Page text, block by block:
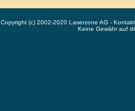
Copyright (c) 2002-2020 Laserzone AG -
Keine Gewähr auf